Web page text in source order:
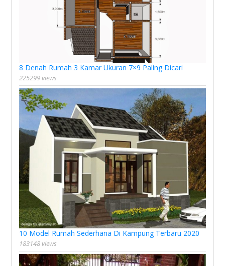
8 Denah Rumah 3 Kamar Ukuran 7×9 Paling Dicari
225299 views
10 Model Rumah Sederhana Di Kampung Terbaru 2020
183148 views